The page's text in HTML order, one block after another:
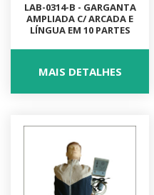
LAB-0314-B - GARGANTA
AMPLIADA C/ ARCADA E
LÍNGUA EM 10 PARTES
MAIS DETALHES